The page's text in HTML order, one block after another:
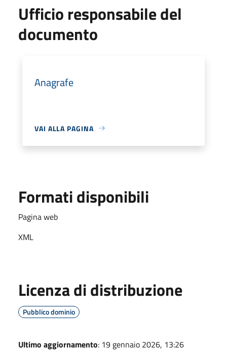
Ufficio responsabile del
documento
Anagrafe
VAI ALLA PAGINA
Formati disponibili
Pagina web
XML
Licenza di distribuzione
Pubblico dominio
Ultimo aggiornamento: 19 gennaio 2026, 13:26